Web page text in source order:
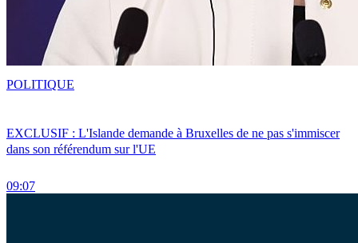
EXCLUSIF : L'Islande demande à Bruxelles de ne pas s'immiscer
dans son référendum sur l'UE
09:07
POLITIQUE